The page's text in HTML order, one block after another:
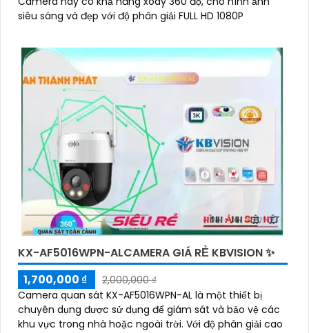
siêu sáng và đẹp với độ phân giải FULL HD 1080P
KX-AF5016WPN-ALCAMERA GIÁ RẺ KBVISION ✨
1,700,000 ₫
2,000,000 ₫
Camera quan sát KX-AF5016WPN-AL là một thiết bị
chuyên dụng được sử dụng để giám sát và bảo vệ các
khu vực trong nhà hoặc ngoài trời. Với độ phân giải cao